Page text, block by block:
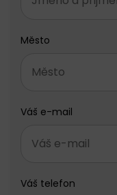
Město
Váš e-mail
Váš telefon